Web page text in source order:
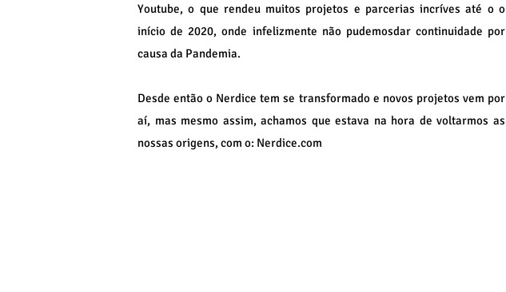
Youtube, o que rendeu muitos projetos e parcerias incríves até o o
início de 2020, onde infelizmente não pudemosdar continuidade por
causa da Pandemia.
Desde então o Nerdice tem se transformado e novos projetos vem por
aí, mas mesmo assim, achamos que estava na hora de voltarmos as
nossas origens, com o: Nerdice.com